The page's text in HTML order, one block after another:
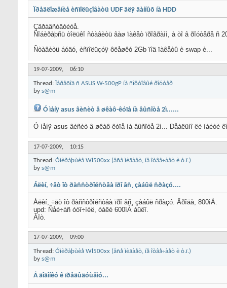
Ïðåäëîæåíèå èñïîëüçîâàòü UDF äëÿ äàííûõ íà HDD
Çäðàâñòâóéòå.
Ñîáèðàþñü òîëüêî ñòàâèòü âàø ïàêåò ïðîãðàìì, à òî â ðîóòåðå
Ñòàâèòü áóäó, èñïîëüçóÿ ôëåøêó 2Gb ïîä ïàêåòû è swap è...
19-07-2009, 06:10
Thread: Ïåðåõîä ñ ASUS W-500gP íà ñîôòîâûé ðîóòåð
by s@m
Ó ìåíÿ asus âèñèò â øêàô-êóïå íà âûñîòå 2ì......
Ó ìåíÿ asus âèñèò â øêàô-êóïå íà âûñîòå 2ì... Ðåàëüíî ëè íàéòè
17-07-2009, 10:15
Thread: Óìèðàþùèå Wl500xx (âñå ìèãàåò, íå îòâå÷àåò è ò.ï.)
by s@m
Áëèí, ÷åò îò ðàññòðîéñòâà ïðî âñ¸ çàáûë ñðàçó....
Áëèí, ÷åò îò ðàññòðîéñòâà ïðî âñ¸ çàáûë ñðàçó. Âðîäå, 800ìÀ.
upd: Ñåé÷àñ óòî÷íèë, òàêè 600ìÀ áûëî.
Âîò.
17-07-2009, 09:00
Thread: Óìèðàþùèå Wl500xx (âñå ìèãàåò, íå îòâå÷àåò è ò.ï.)
by s@m
Â äîãîíêó ê ïðåäûäóùåìó...